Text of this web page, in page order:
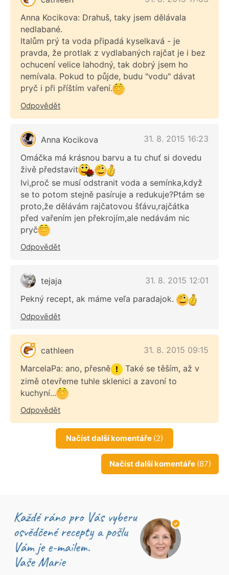
Anna Kocikova: Drahuš, taky jsem dělávala
nedlabané.
Italům prý ta voda připadá kyselkavá - je
pravda, že protlak z vydlabaných rajčat je i bez
ochucení velice lahodný, tak dobrý jsem ho
nemívala. Pokud to půjde, budu "vodu" dávat
pryč i při příštím vaření.
Odpovědět
Anna Kocikova
31. 8. 2015 16:23
Omáčka má krásnou barvu a tu chuť si dovedu
živě představit
Ivi,proč se musí odstranit voda a semínka,když
se to potom stejně pasíruje a redukuje?Ptám se
proto,že dělávám rajčatovou šťávu,rajčátka
před vařením jen překrojím,ale nedávám nic
pryč
Odpovědět
tejaja
31. 8. 2015 12:01
Pekný recept, ak máme veľa paradajok.
Odpovědět
cathleen
31. 8. 2015 09:15
MarcelaPa: ano, přesně
Také se těším, až v
zimě otevřeme tuhle sklenici a zavoní to
kuchyní...
Odpovědět
Načíst další komentáře (2)
Načíst další komentáře (87)